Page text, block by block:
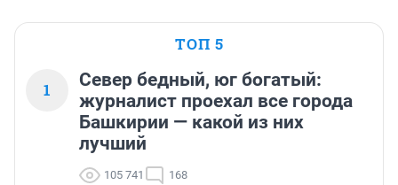
ТОП 5
1
Север бедный, юг богатый:
журналист проехал все города
Башкирии — какой из них
лучший
105 741 168